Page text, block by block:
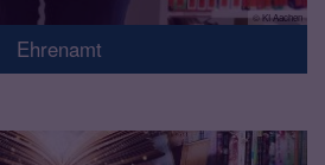
© KI Aachen
Ehrenamt